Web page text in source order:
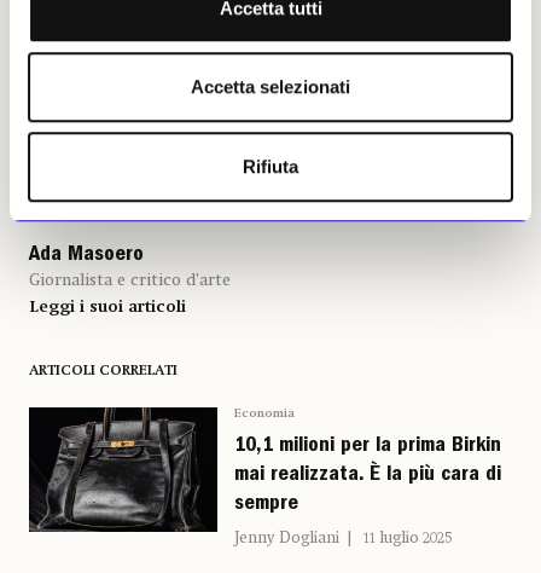
Accetta tutti
Accetta selezionati
Rifiuta
Ada Masoero, 11 luglio 2025 |
Ada Masoero
Giornalista e critico d’arte
Leggi i suoi articoli
ARTICOLI CORRELATI
Economia
10,1 milioni per la prima Birkin
mai realizzata. È la più cara di
sempre
Jenny Dogliani 11 luglio 2025